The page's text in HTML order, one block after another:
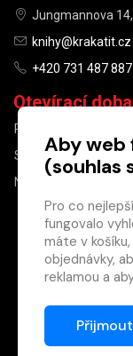
Jungmannova
knihy@krakatit.cz
+420 731 487 887
Otevírací
PO–PÁ
SO
10:00–13:00
NE
Aby web
(souhlas
Pro co
fungovalo
máte v
objednávky,
reklamou a
Proto od
zpracováním